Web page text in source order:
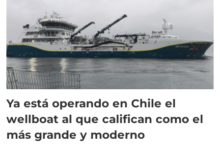
Ya está operando en Chile el
wellboat al que califican como el
más grande y moderno